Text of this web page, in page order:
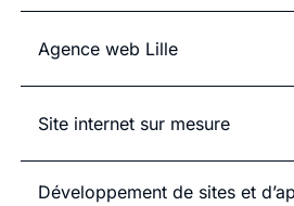
Agence web Lille
Site internet sur mesure
Développement de sites et